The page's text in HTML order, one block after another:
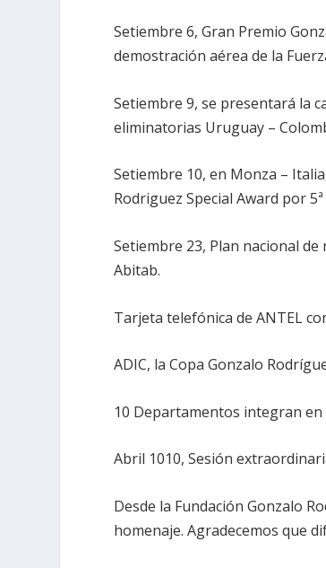
Setiembre 6, Gran Premio
demostración aérea de la
Setiembre 9, se presentará la
eliminatorias Uruguay –
Setiembre 10, en Monza –
Rodriguez Special Award por
Setiembre 23, Plan nacional
Abitab.
Tarjeta telefónica de ANTEL
ADIC, la Copa Gonzalo
10 Departamentos integran en
Abril 1010, Sesión
Desde la Fundación Gonzalo
homenaje. Agradecemos que